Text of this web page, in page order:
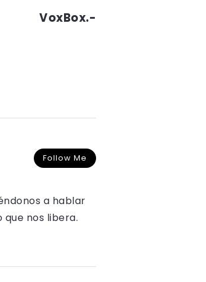
VoxBox.-
Follow Me
a hablar
nos libera.